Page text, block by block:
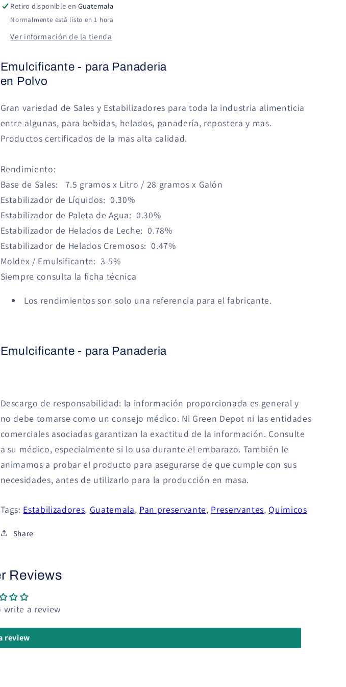
Retiro disponible en Guatemala
Normalmente está listo en 1 hora
Ver información de la tienda
Emulcificante - para Panaderia
en Polvo
Gran variedad de Sales y Estabilizadores para toda la industria alimenticia
entre algunas, para bebidas, helados, panadería, repostera y mas.
Productos certificados de la mas alta calidad.
Rendimiento:
Base de Sales: 7.5 gramos x Litro / 28 gramos x Galón
Estabilizador de Líquidos: 0.30%
Estabilizador de Paleta de Agua: 0.30%
Estabilizador de Helados de Leche: 0.78%
Estabilizador de Helados Cremosos: 0.47%
Moldex / Emulsificante: 3-5%
Siempre consulta la ficha técnica
Los rendimientos son solo una referencia para el fabricante.
Emulcificante - para Panaderia
Descargo de responsabilidad: la información proporcionada es general y
no debe tomarse como un consejo médico. Ni Green Depot ni las entidades
comerciales asociadas garantizan la exactitud de la información. Consulte
a su médico, especialmente si lo usa durante el embarazo. También le
animamos a probar el producto para asegurarse de que cumple con sus
necesidades, antes de utilizarlo para la producción en masa.
Tags: Estabilizadores, Guatemala, Pan preservante, Preservantes, Quimicos
Share
Reviews
write a review
review